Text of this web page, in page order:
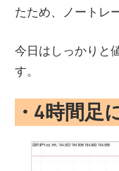
たため、ノートレ
今日はしっかりと
す。
・4時間足